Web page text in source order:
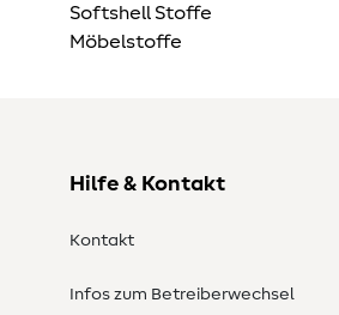
Softshell Stoffe
Möbelstoffe
Hilfe & Kontakt
Kontakt
Infos zum Betreiberwechsel